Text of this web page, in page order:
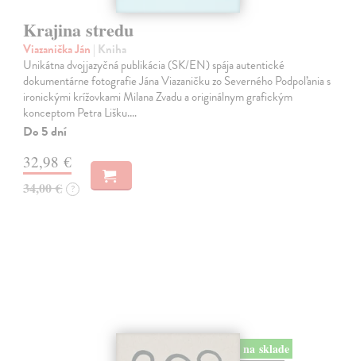
Krajina stredu
Viazanička Ján | Kniha
Unikátna dvojjazyčná publikácia (SK/EN) spája autentické
dokumentárne fotografie Jána Viazaničku zo Severného Podpoľania s
ironickými krížovkami Milana Zvadu a originálnym grafickým
konceptom Petra Lišku.…
Do 5 dní
32,98 €
34,00 € ?
na sklade